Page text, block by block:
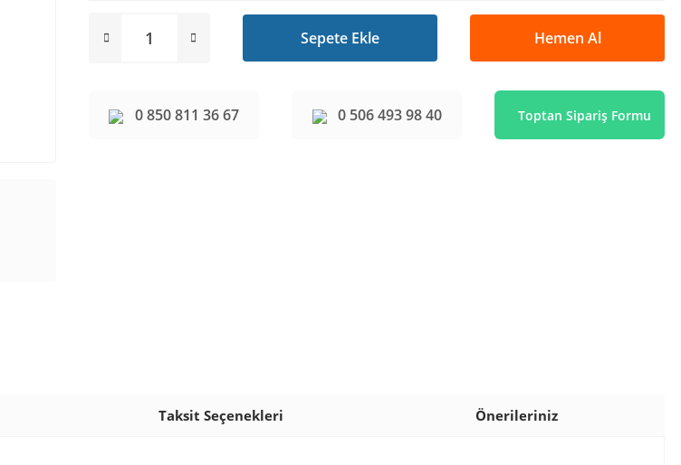
Sepete Ekle Hemen Al
0 850 811 36 67 0 506 493 98 40 Toptan Sipariş Formu
Taksit Seçenekleri Önerileriniz